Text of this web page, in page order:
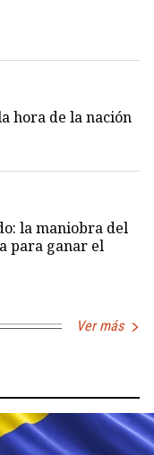
hora de la nación
la maniobra del
para ganar el
Ver más